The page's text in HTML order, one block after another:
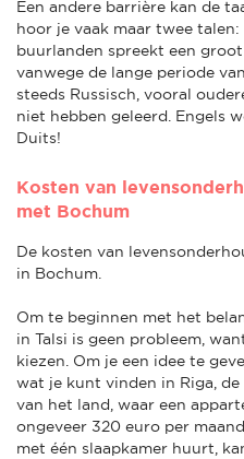
Een andere barrière kan de
hoor je vaak maar twee
buurlanden spreekt een
vanwege de lange periode
steeds Russisch, vooral
niet hebben geleerd. Engels
Duits!
Kosten van
met Bochum
De kosten van
in Bochum.
Om te beginnen met het
in Talsi is geen probleem,
kiezen. Om je een idee te
wat je kunt vinden in Riga,
van het land, waar een
ongeveer 320 euro per
met één slaapkamer huurt,